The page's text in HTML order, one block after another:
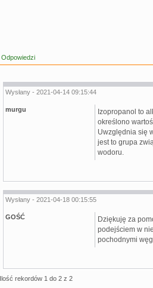
Odpowiedzi
Wysłany - 2021-04-14 09:15:44
murgu
Izopropanol to
określono
Uwzględnia się
jest to grupa
wodoru.
Wysłany - 2021-04-18 00:15:55
GOŚĆ
Dziękuję za
podejściem w
pochodnymi
Ilość rekordów 1 do 2 z 2